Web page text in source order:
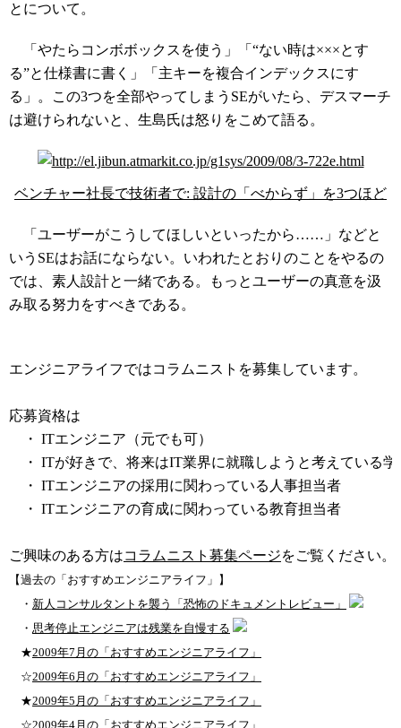
とについて。
「やたらコンボボックスを使う」「“ない時は×××とす
る”と仕様書に書く」「主キーを複合インデックスにす
る」。この3つを全部やってしまうSEがいたら、デスマーチ
は避けられないと、生島氏は怒りをこめて語る。
ベンチャー社長で技術者で: 設計の「べからず」を3つほど
「ユーザーがこうしてほしいといったから……」などと
いうSEはお話にならない。いわれたとおりのことをやるの
では、素人設計と一緒である。もっとユーザーの真意を汲
み取る努力をすべきである。
エンジニアライフではコラムニストを募集しています。
応募資格は
・ ITエンジニア（元でも可）
・ ITが好きで、将来はIT業界に就職しようと考えている学
・ ITエンジニアの採用に関わっている人事担当者
・ ITエンジニアの育成に関わっている教育担当者
ご興味のある方はコラムニスト募集ページをご覧ください。
【過去の「おすすめエンジニアライフ」】
・ 新人コンサルタントを襲う「恐怖のドキュメントレビュー」
・ 思考停止エンジニアは残業を自慢する
★2009年7月の「おすすめエンジニアライフ」
☆2009年6月の「おすすめエンジニアライフ」
★2009年5月の「おすすめエンジニアライフ」
☆2009年4月の「おすすめエンジニアライフ」